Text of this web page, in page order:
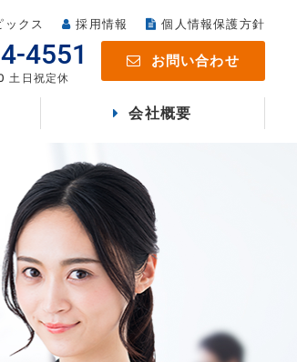
ックス 採用情報 個人情報保護方針
4551
土日祝定休
お問い合わせ
会社概要